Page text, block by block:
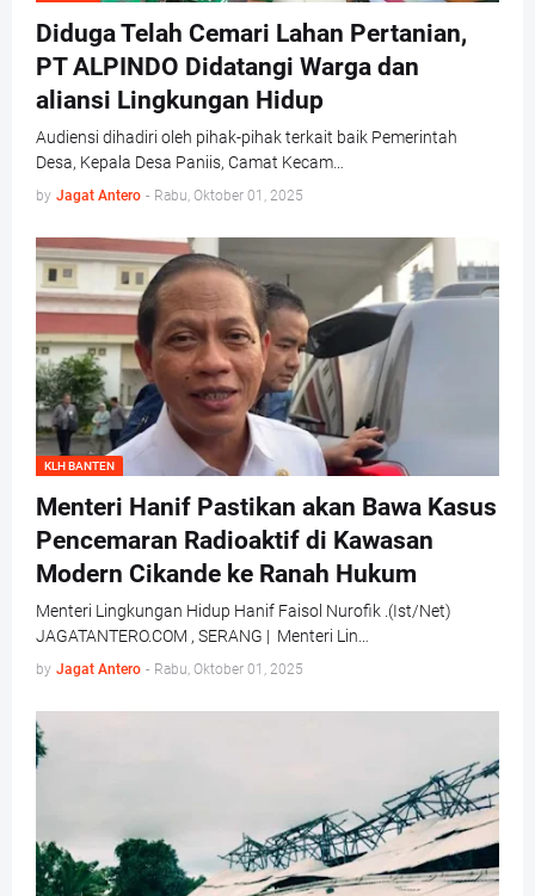
Diduga Telah Cemari Lahan Pertanian,
PT ALPINDO Didatangi Warga dan
aliansi Lingkungan Hidup
Audiensi dihadiri oleh pihak-pihak terkait baik Pemerintah
Desa, Kepala Desa Paniis, Camat Kecam…
by Jagat Antero - Rabu, Oktober 01, 2025
KLH BANTEN
Menteri Hanif Pastikan akan Bawa Kasus
Pencemaran Radioaktif di Kawasan
Modern Cikande ke Ranah Hukum
Menteri Lingkungan Hidup Hanif Faisol Nurofik .(Ist/Net)
JAGATANTERO.COM , SERANG | Menteri Lin…
by Jagat Antero - Rabu, Oktober 01, 2025